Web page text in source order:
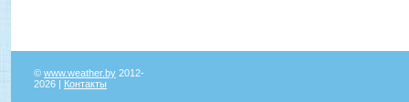
© www.weather.by 2012-
2026 | Контакты